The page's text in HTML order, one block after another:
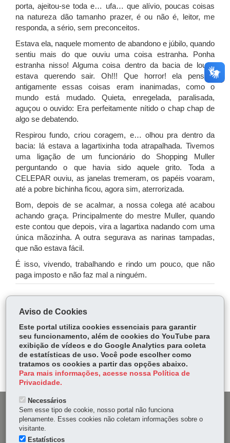
porta, ajeitou-se toda e… ufa… que alívio, poucas coisas
na natureza dão tamanho prazer, é ou não é, leitor, me
responda, a sério, sem preconceitos.
Estava ela, naquele momento de abandono e júbilo, quando
sentiu mais do que ouviu uma coisa estranha. Ponha
estranha nisso! Alguma coisa dentro da bacia de louça
estava querendo sair. Oh!!! Que horror! ela pensou,
antigamente essas coisas eram inanimadas, como o
mundo está mudado. Quieta, enregelada, paralisada,
aguçou o ouvido: Era perfeitamente nítido o chap chap de
algo se debatendo.
Respirou fundo, criou coragem, e… olhou pra dentro da
bacia: lá estava a lagartixinha toda atrapalhada. Tivemos
uma ligação de um funcionário do Shopping Muller
perguntando o que havia sido aquele grito. Toda a
CELEPAR ouviu, as janelas tremeram, os papéis voaram,
até a pobre bichinha ficou, agora sim, aterrorizada.
Bom, depois de se acalmar, a nossa colega até acabou
achando graça. Principalmente do mestre Muller, quando
este contou que depois, vira a lagartixa nadando com uma
única mãozinha. A outra segurava as narinas tampadas,
que não estava fácil.
É isso, vivendo, trabalhando e rindo um pouco, que não
paga imposto e não faz mal a ninguém.
ce
bo
ok
Tw
itt
er
ha
ts
Ap
p
Voltar Início Imprimir Baixar
DENUNCIE CORRUPÇÃO
OUVIDORIA
Aviso de Cookies
Este portal utiliza cookies essenciais para garantir
seu funcionamento, além de cookies do YouTube para
exibição de vídeos e do Google Analytics para coleta
de estatísticas de uso. Você pode escolher como
tratamos os cookies a partir das opções abaixo.
Para mais informações, acesse nossa Política de
Privacidade.
Necessários
Sem esse tipo de cookie, nosso portal não funciona
plenamente. Esses cookies não coletam informações sobre o
visitante.
Estatísticos